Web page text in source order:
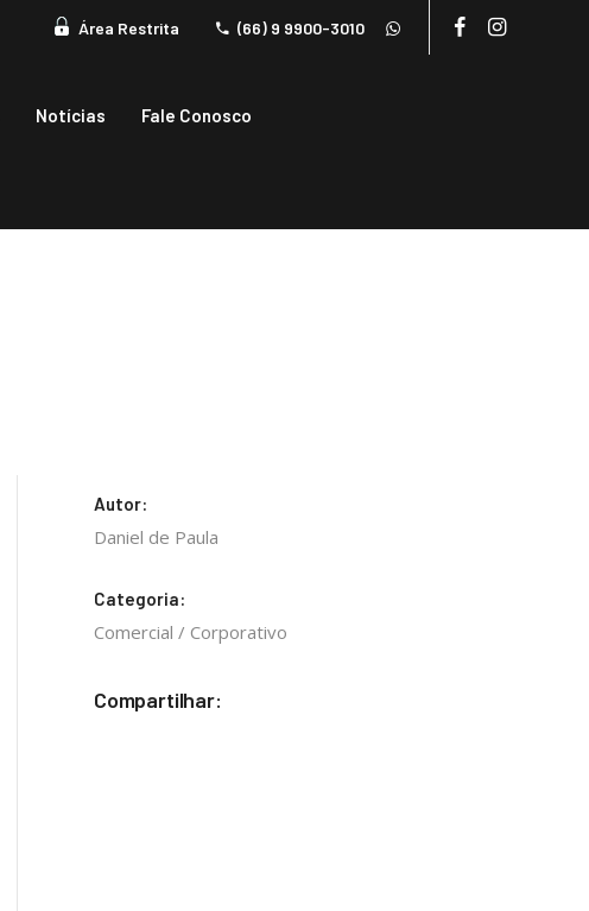
Área Restrita (66) 9 9900-3010
Notícias Fale Conosco
Autor:
Daniel de Paula
Categoria:
Comercial / Corporativo
Compartilhar: